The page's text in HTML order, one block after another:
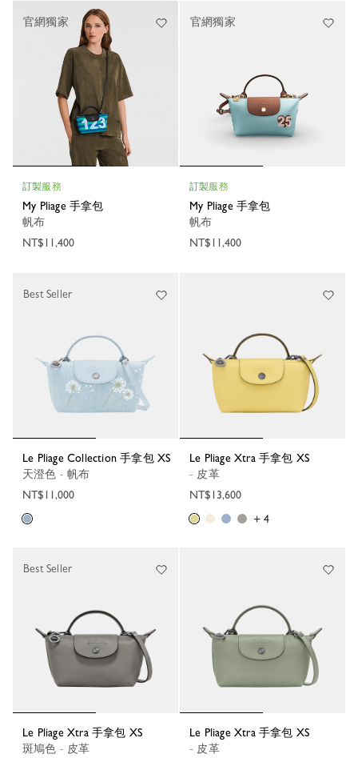
訂製服務
My Pliage 手拿包
帆布
NT$11,400
官網獨家
訂製服務
My Pliage 手拿包
帆布
NT$11,400
官網獨家
Le Pliage Collection 手拿包 XS
天澄色 - 帆布
NT$11,000
Best Seller
Le Pliage Xtra 手拿包 XS
- 皮革
NT$13,600
+ 4
Le Pliage Xtra 手拿包 XS
斑鳩色 - 皮革
Best Seller
Le Pliage Xtra 手拿包 XS
- 皮革